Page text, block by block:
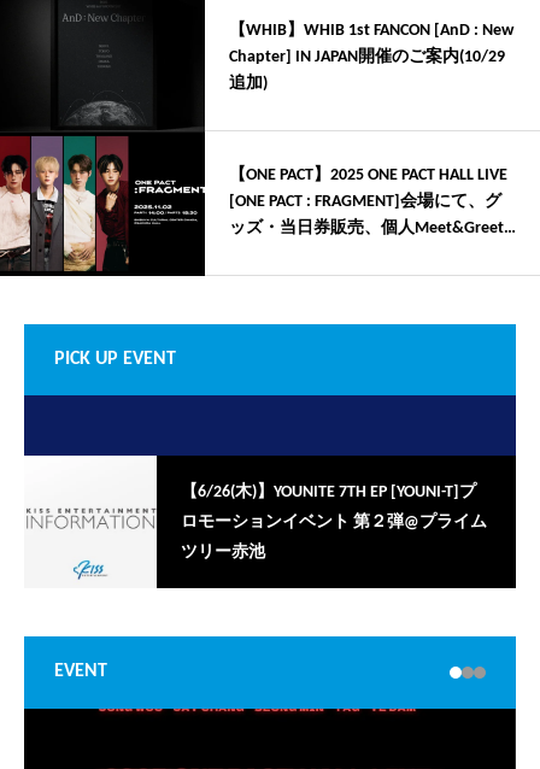
【WHIB】WHIB 1st FANCON [AnD : New
Chapter] IN JAPAN開催のご案内(10/29
追加)
【ONE PACT】2025 ONE PACT HALL LIVE
[ONE PACT : FRAGMENT]会場にて、グ
ッズ・当日券販売、個人Meet&Greet
PICK UP EVENT
【6/26(木)】YOUNITE 7TH EP [YOUNI-T]プ
ロモーションイベント 第２弾@プライム
ツリー赤池
EVENT